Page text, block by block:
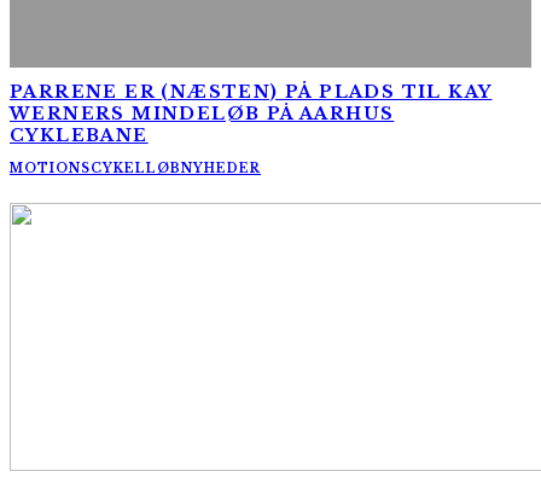
PARRENE ER (NÆSTEN) PÅ PLADS TIL KAY
WERNERS MINDELØB PÅ AARHUS
CYKLEBANE
MOTIONSCYKELLØBNYHEDER